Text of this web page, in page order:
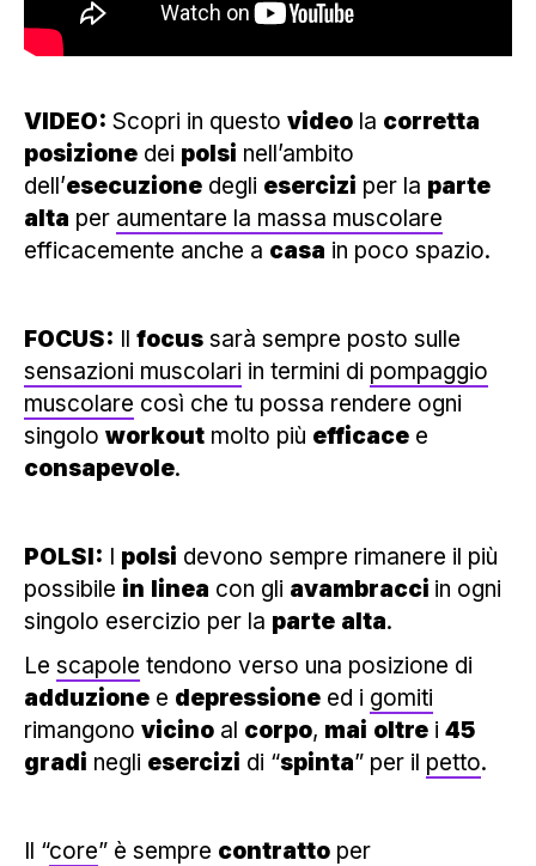
VIDEO: Scopri in questo video la corretta
posizione dei polsi nell’ambito
dell’esecuzione degli esercizi per la parte
alta per aumentare la massa muscolare
efficacemente anche a casa in poco spazio.
FOCUS: Il focus sarà sempre posto sulle
sensazioni muscolari in termini di pompaggio
muscolare così che tu possa rendere ogni
singolo workout molto più efficace e
consapevole.
POLSI: I polsi devono sempre rimanere il più
possibile in linea con gli avambracci in ogni
singolo esercizio per la parte alta.
Le scapole tendono verso una posizione di
adduzione e depressione ed i gomiti
rimangono vicino al corpo, mai oltre i 45
gradi negli esercizi di “spinta” per il petto.
Il “core” è sempre contratto per